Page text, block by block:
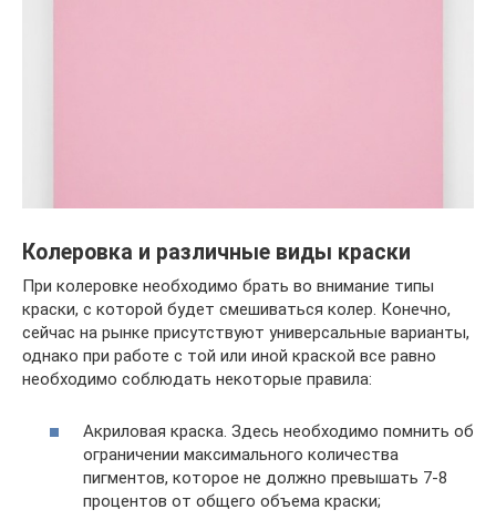
Колеровка и различные виды краски
При колеровке необходимо брать во внимание типы
краски, с которой будет смешиваться колер. Конечно,
сейчас на рынке присутствуют универсальные варианты,
однако при работе с той или иной краской все равно
необходимо соблюдать некоторые правила:
Акриловая краска. Здесь необходимо помнить об
ограничении максимального количества
пигментов, которое не должно превышать 7-8
процентов от общего объема краски;